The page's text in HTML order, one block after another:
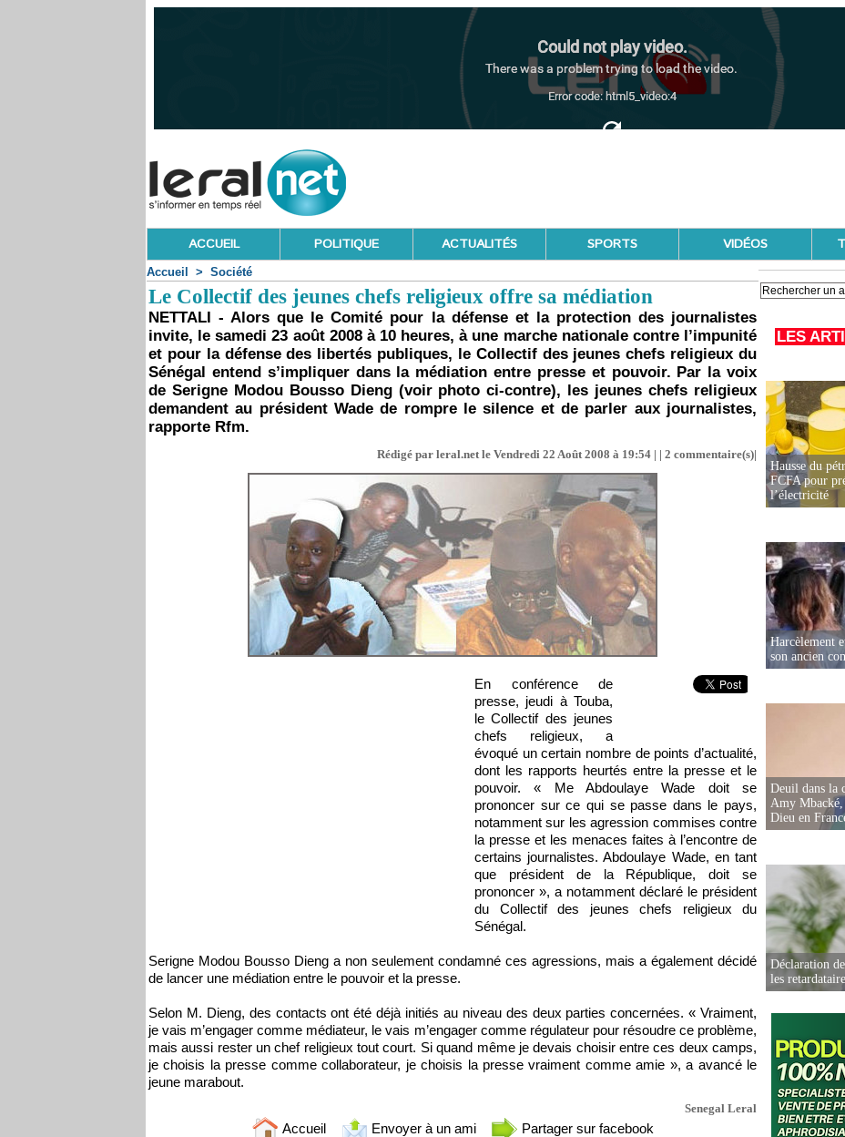
ACCUEIL POLITIQUE ACTUALITÉS SPORTS VIDÉOS
Accueil > Société
Le Collectif des jeunes chefs religieux offre sa médiation
NETTALI - Alors que le Comité pour la défense et la protection des journalistes
invite, le samedi 23 août 2008 à 10 heures, à une marche nationale contre l’impunité
et pour la défense des libertés publiques, le Collectif des jeunes chefs religieux du
Sénégal entend s’impliquer dans la médiation entre presse et pouvoir. Par la voix
de Serigne Modou Bousso Dieng (voir photo ci-contre), les jeunes chefs religieux
demandent au président Wade de rompre le silence et de parler aux journalistes,
rapporte Rfm.
Rédigé par leral.net le Vendredi 22 Août 2008 à 19:54 | | 2 commentaire(s)|
En conférence de
presse, jeudi à Touba,
le Collectif des jeunes
chefs religieux, a
évoqué un certain nombre de points d’actualité,
dont les rapports heurtés entre la presse et le
pouvoir. « Me Abdoulaye Wade doit se
prononcer sur ce qui se passe dans le pays,
notamment sur les agression commises contre
la presse et les menaces faites à l’encontre de
certains journalistes. Abdoulaye Wade, en tant
que président de la République, doit se
prononcer », a notamment déclaré le président
du Collectif des jeunes chefs religieux du
Sénégal.
Serigne Modou Bousso Dieng a non seulement condamné ces agressions, mais a également décidé
de lancer une médiation entre le pouvoir et la presse.
Selon M. Dieng, des contacts ont été déjà initiés au niveau des deux parties concernées. « Vraiment,
je vais m’engager comme médiateur, le vais m’engager comme régulateur pour résoudre ce problème,
mais aussi rester un chef religieux tout court. Si quand même je devais choisir entre ces deux camps,
je choisis la presse comme collaborateur, je choisis la presse vraiment comme amie », a avancé le
jeune marabout.
Senegal Leral
Accueil Envoyer à un ami Partager sur facebook
LES
Hausse du
FCFA pour
l’électricité
Harcèlement
son ancien
Deuil dans la
Amy
Dieu en
Déclaration
les